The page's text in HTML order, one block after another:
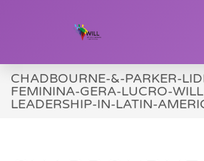
CHADBOURNE-&-PARKER-
FEMININA-GERA-LUCRO-
LEADERSHIP-IN-LATIN-